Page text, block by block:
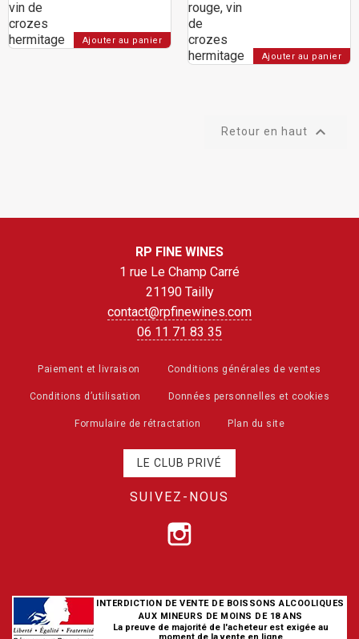
Ajouter au panier
Ajouter au panier
Retour en haut 
RP FINE WINES
1 rue Le Champ Carré
21190 Tailly
contact@rpfinewines.com
06 11 71 83 35
Paiement et livraison Conditions générales de ventes
Conditions d’utilisation Données personnelles et cookies
Formulaire de rétractation Plan du site
LE CLUB PRIVÉ
SUIVEZ-NOUS
INTERDICTION DE VENTE DE BOISSONS ALCOOLIQUES
AUX MINEURS DE MOINS DE 18 ANS
La preuve de majorité de l'acheteur est exigée au